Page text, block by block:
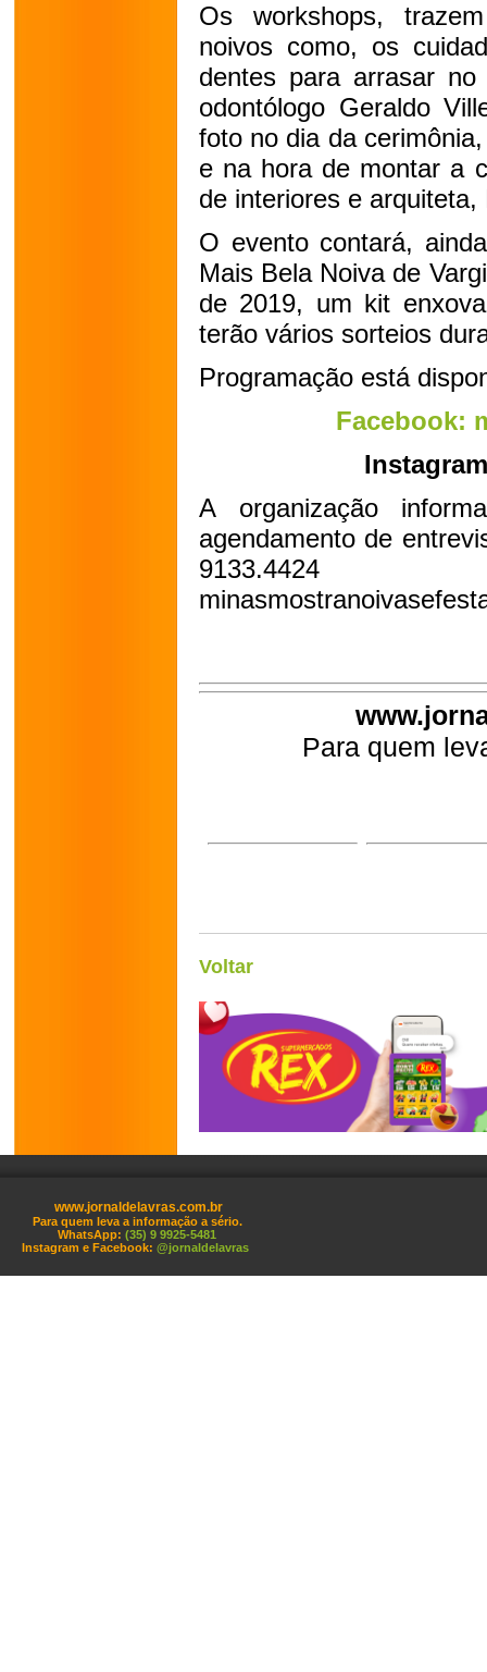
Os workshops,
noivos como, os
dentes para arrasar
odontólogo Geraldo
foto no dia da
e na hora de montar a
de interiores e
O evento contará,
Mais Bela Noiva de
de 2019, um kit
terão vários sorteios
Programação está
Facebook:
A organização
agendamento de
Para quem
Voltar
www.jornaldelavras.com.br
Para quem leva a informação a sério.
WhatsApp: (35) 9 9925-5481
Instagram e Facebook: @jornaldelavras